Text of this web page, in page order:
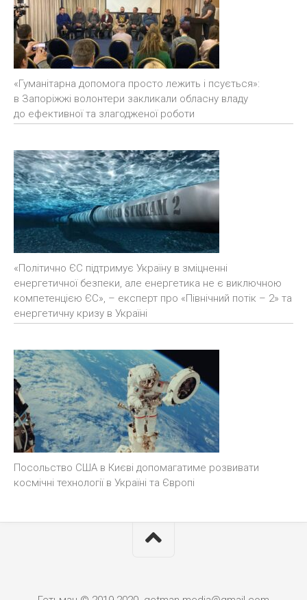
«Гуманітарна допомога просто лежить і псується»:
в Запоріжжі волонтери закликали обласну владу
до ефективної та злагодженої роботи
«Політично ЄС підтримує Україну в зміцненні
енергетичної безпеки, але енергетика не є виключною
компетенцією ЄС», – експерт про «Північний потік – 2» та
енергетичну кризу в Україні
Посольство США в Києві допомагатиме розвивати
космічні технології в Україні та Європі